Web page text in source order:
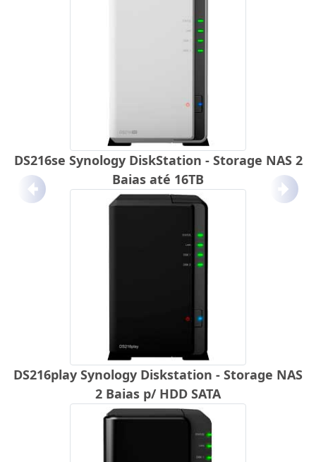
DS216se Synology DiskStation - Storage NAS 2
Baias até 16TB
DS216play Synology Diskstation - Storage NAS
2 Baias p/ HDD SATA
Anterior